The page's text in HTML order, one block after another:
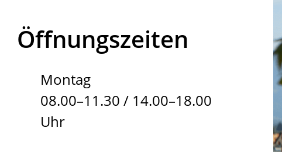
Öffnungszeiten
Montag
08.00–11.30 / 14.00–18.00
Uhr